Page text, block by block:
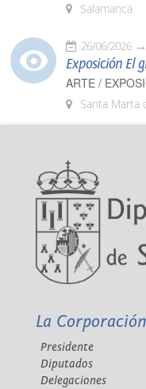
Salamanca
26/06/2026
Exposición El
ARTE /
Santa Marta
La Corporación
Presidente
Diputados
Delegaciones